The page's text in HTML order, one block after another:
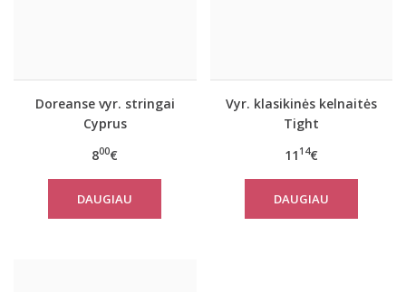
Doreanse vyr. stringai
Cyprus
800€
DAUGIAU
Vyr. klasikinės kelnaitės
Tight
11 14€
DAUGIAU